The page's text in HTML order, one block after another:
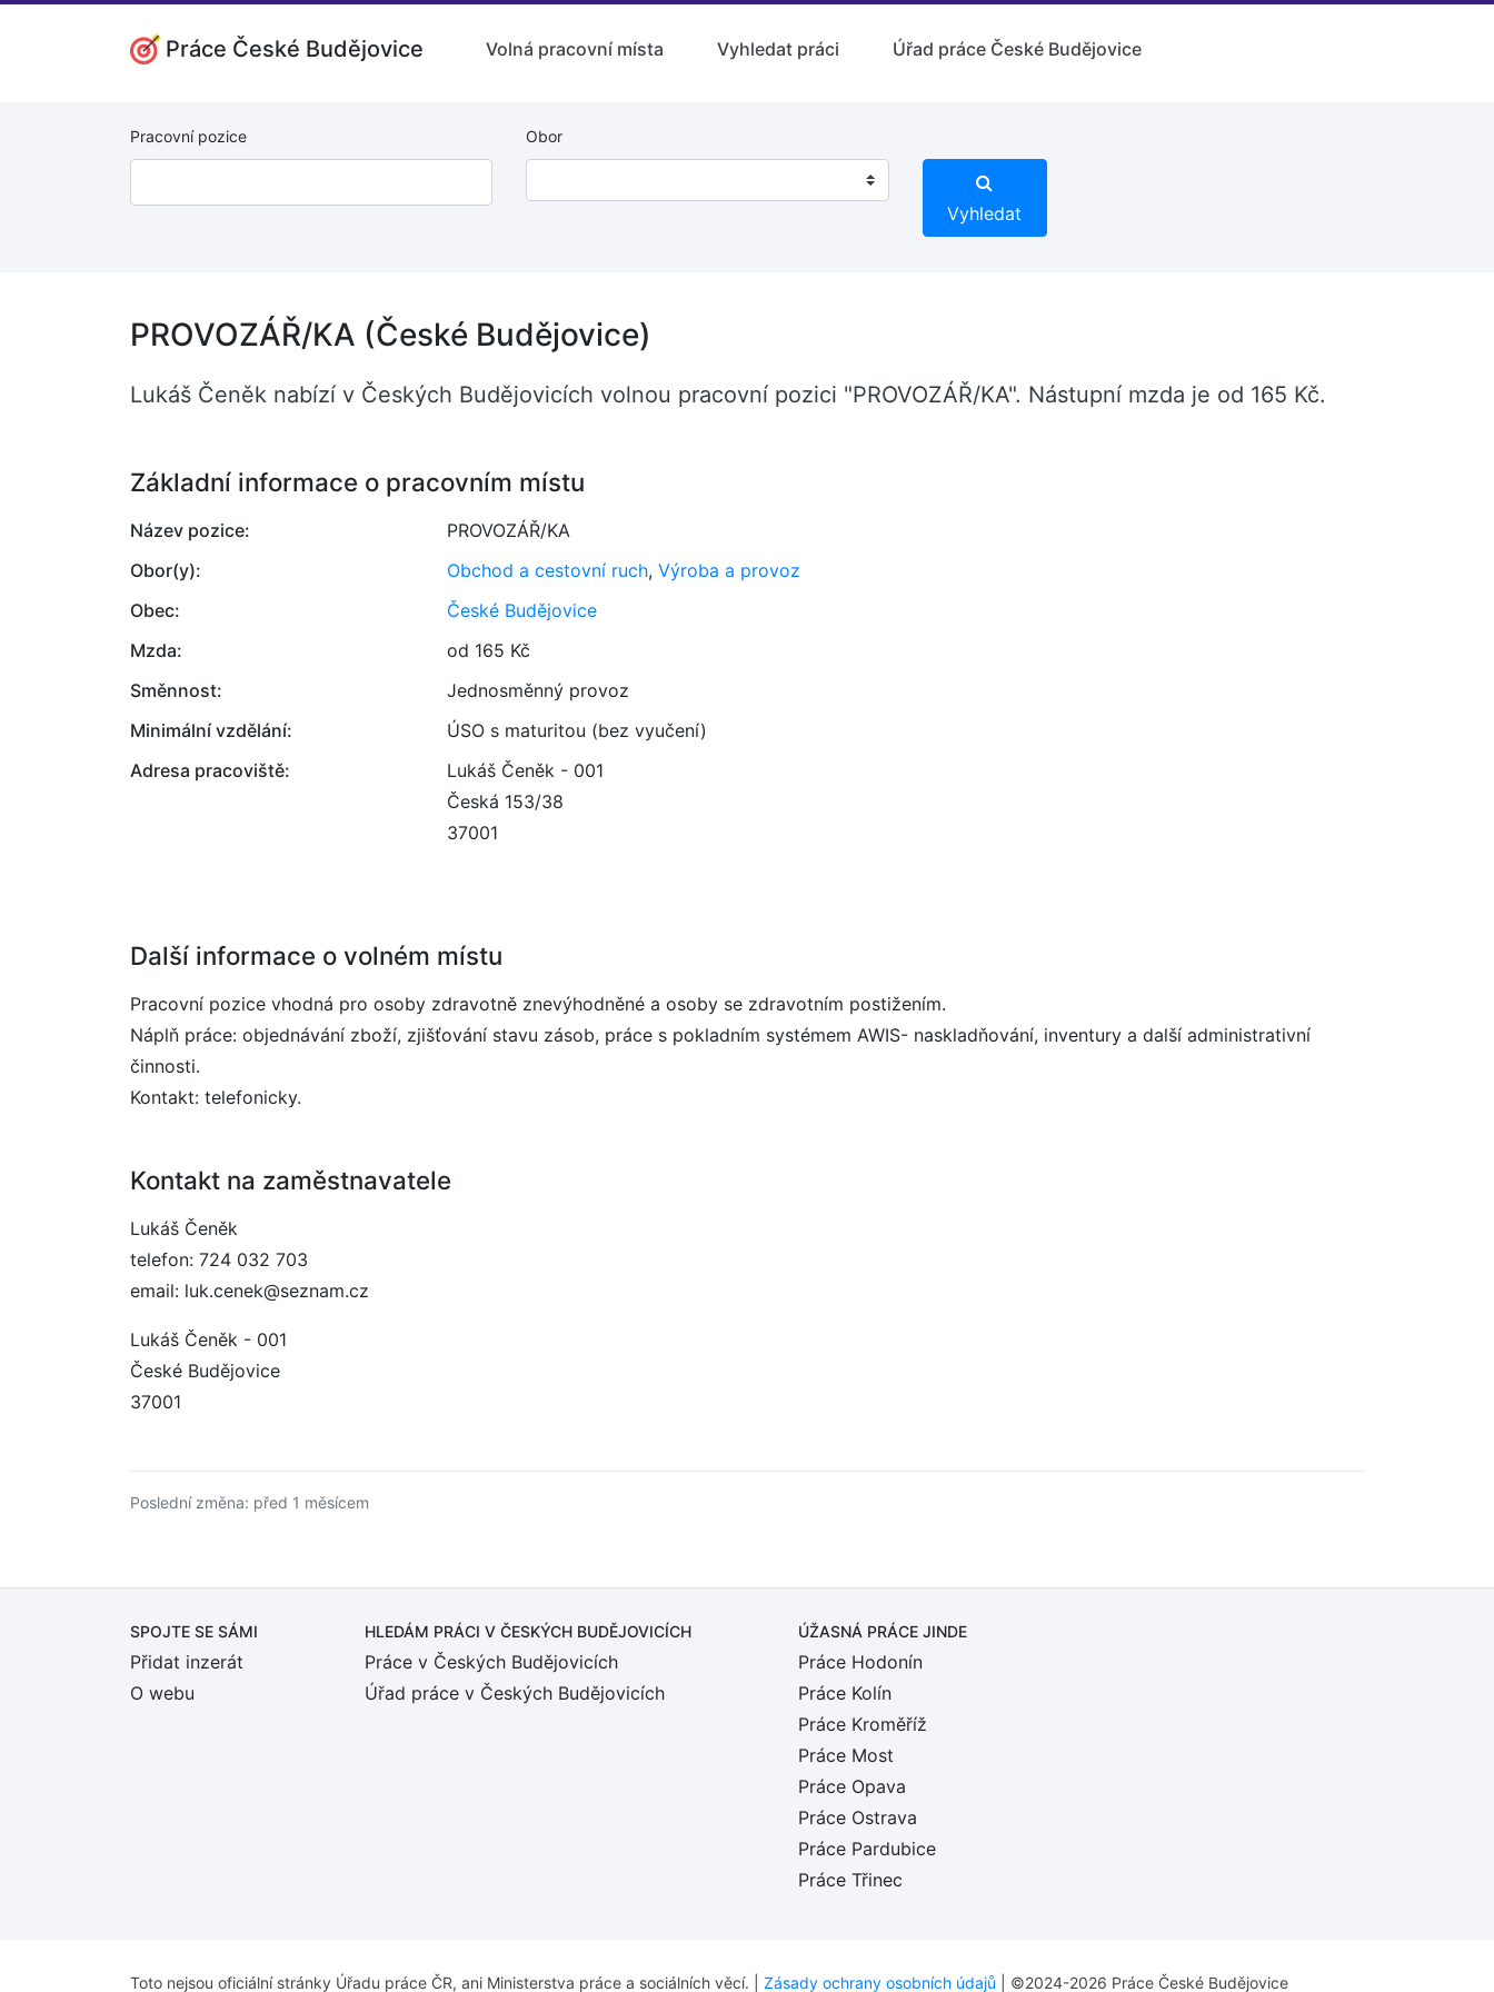
Práce České Budějovice Volná pracovní místa Vyhledat práci Úřad práce České Budějovice
Pracovní pozice Obor
Vyhledat
PROVOZÁŘ/KA (České Budějovice)
Lukáš Čeněk nabízí v Českých Budějovicích volnou pracovní pozici "PROVOZÁŘ/KA". Nástupní mzda je od 165 Kč.
Základní informace o pracovním místu
Název pozice:
PROVOZÁŘ/KA
Obor(y):
Obchod a cestovní ruch, Výroba a provoz
Obec:
České Budějovice
Mzda:
od 165 Kč
Směnnost:
Jednosměnný provoz
Minimální vzdělání:
ÚSO s maturitou (bez vyučení)
Adresa pracoviště:
Lukáš Čeněk - 001
Česká 153/38
37001
Další informace o volném místu
Pracovní pozice vhodná pro osoby zdravotně znevýhodněné a osoby se zdravotním postižením.
Náplň práce: objednávání zboží, zjišťování stavu zásob, práce s pokladním systémem AWIS- naskladňování, inventury a další administrativní
činnosti.
Kontakt: telefonicky.
Kontakt na zaměstnavatele
Lukáš Čeněk
telefon: 724 032 703
email: luk.cenek@seznam.cz
Lukáš Čeněk - 001
České Budějovice
37001
Poslední změna: před 1 měsícem
SPOJTE SE SÁMI
Přidat inzerát
O webu
HLEDÁM PRÁCI V ČESKÝCH BUDĚJOVICÍCH
Práce v Českých Budějovicích
Úřad práce v Českých Budějovicích
ÚŽASNÁ PRÁCE JINDE
Práce Hodonín
Práce Kolín
Práce Kroměříž
Práce Most
Práce Opava
Práce Ostrava
Práce Pardubice
Práce Třinec
Toto nejsou oficiální stránky Úřadu práce ČR, ani Ministerstva práce a sociálních věcí. | Zásady ochrany osobních údajů | ©2024-2026 Práce České Budějovice